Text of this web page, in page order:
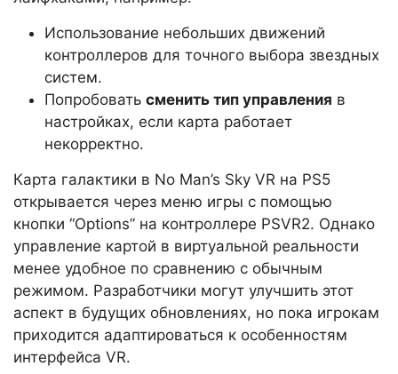
Использование небольших движений
контроллеров для точного выбора звездных
систем.
Попробовать сменить тип управления в
настройках, если карта работает
некорректно.
Карта галактики в No Man’s Sky VR на PS5
открывается через меню игры с помощью
кнопки “Options” на контроллере PSVR2. Однако
управление картой в виртуальной реальности
менее удобное по сравнению с обычным
режимом. Разработчики могут улучшить этот
аспект в будущих обновлениях, но пока игрокам
приходится адаптироваться к особенностям
интерфейса VR.